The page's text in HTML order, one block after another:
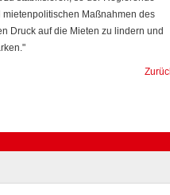
Maßnahmen des
Druck auf die Mieten zu lindern und